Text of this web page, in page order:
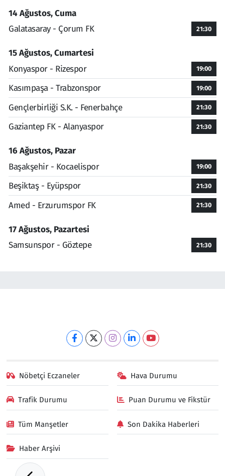
14 Ağustos, Cuma
Galatasaray - Çorum FK
21:30
15 Ağustos, Cumartesi
Konyaspor - Rizespor
19:00
Kasımpaşa - Trabzonspor 19:00
Gençlerbirliği S.K. - Fenerbahçe 21:30
Gaziantep FK - Alanyaspor 21:30
16 Ağustos, Pazar
Başakşehir - Kocaelispor
19:00
Beşiktaş - Eyüpspor 21:30
Amed - Erzurumspor FK 21:30
17 Ağustos, Pazartesi
Samsunspor - Göztepe
21:30
Nöbetçi Eczaneler Hava Durumu
Trafik Durumu Puan Durumu ve Fikstür
Tüm Manşetler Son Dakika Haberleri
Haber Arşivi